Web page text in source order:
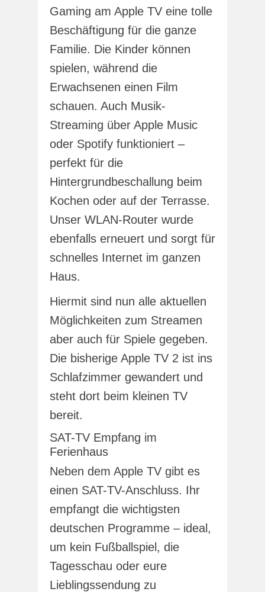
Gaming am Apple TV eine tolle
Beschäftigung für die ganze
Familie. Die Kinder können
spielen, während die
Erwachsenen einen Film
schauen. Auch Musik-
Streaming über Apple Music
oder Spotify funktioniert –
perfekt für die
Hintergrundbeschallung beim
Kochen oder auf der Terrasse.
Unser WLAN-Router wurde
ebenfalls erneuert und sorgt für
schnelles Internet im ganzen
Haus.
Hiermit sind nun alle aktuellen
Möglichkeiten zum Streamen
aber auch für Spiele gegeben.
Die bisherige Apple TV 2 ist ins
Schlafzimmer gewandert und
steht dort beim kleinen TV
bereit.
SAT-TV Empfang im
Ferienhaus
Neben dem Apple TV gibt es
einen SAT-TV-Anschluss. Ihr
empfangt die wichtigsten
deutschen Programme – ideal,
um kein Fußballspiel, die
Tagesschau oder eure
Lieblingssendung zu